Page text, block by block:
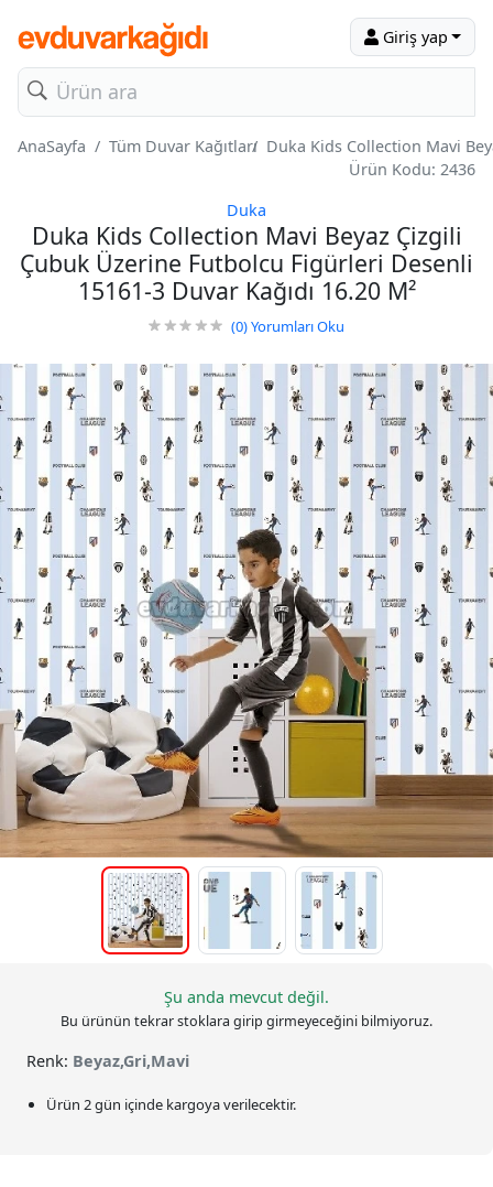
Giriş yap
AnaSayfa Tüm Duvar Kağıtları Duka Kids Collection Mavi
Ürün Kodu: 2436
Duka
Duka Kids Collection Mavi Beyaz Çizgili
Çubuk Üzerine Futbolcu Figürleri Desenli
15161-3 Duvar Kağıdı 16.20 M²
(0)Yorumları Oku
Şu anda mevcut değil.
Bu ürünün tekrar stoklara girip girmeyeceğini bilmiyoruz.
Renk: Beyaz,Gri,Mavi
Ürün 2 gün içinde kargoya verilecektir.